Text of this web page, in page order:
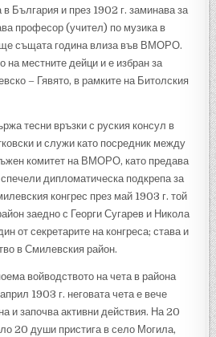
в България и през 1902 г. заминава за
професор (учител) по музика в
същата година влиза във ВМОРО.
на местните дейци и е избран за
– Гявято, в рамките на Битолския
тесни връзки с руския консул в
и служи като посредник между
комитет на ВМОРО, като предава
дипломатическа подкрепа за
конгрес през май 1903 г. той
заедно с Георги Сугарев и Никола
от секретарите на конгреса; става и
в Смилевския район.
войводството на чета в района
1903 г. неговата чета е вече
и започва активни действия. На 20
20 души пристига в село Могила,